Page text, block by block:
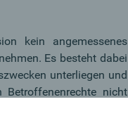
kein angemessenes
Es besteht dabei
unterliegen und
nicht